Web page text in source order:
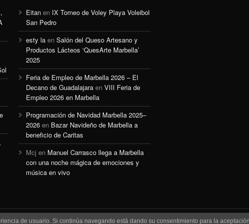
Eitan en IX Torneo de Voley Playa Voleibol
San Pedro
esty la en Salón del Queso Artesano y
Productos Lácteos ‘QuesArte Marbella’
2025
Feria de Empleo de Marbella 2026 – El
Decano de Guadalajara en VIII Feria de
Empleo 2026 en Marbella
Programación de Navidad Marbella 2025–
2026 en Bazar Navideño de Marbella a
beneficio de Caritas
Mcj en Manuel Carrasco llega a Marbella
con una noche mágica de emociones y
música en vivo
de usuario. Si continúa navegando está dando su consentimiento para la